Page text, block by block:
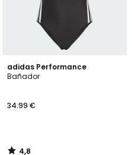
adidas Performance
Bañador
34.99 €
4,8
/ 5
4,8